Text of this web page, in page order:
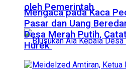
oleh Pemerintah
Mengaca pada Kaca
Pasar dan Uang
Desa Merah Putih,
Hurek